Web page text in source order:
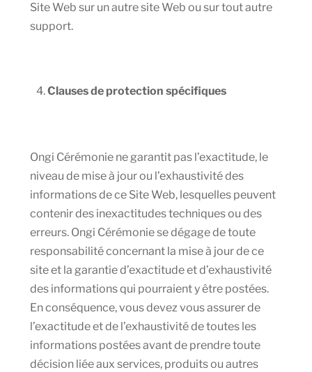
Site Web sur un autre site Web ou sur tout autre
support.
Clauses de protection spécifiques
Ongi Cérémonie ne garantit pas l’exactitude, le
niveau de mise à jour ou l’exhaustivité des
informations de ce Site Web, lesquelles peuvent
contenir des inexactitudes techniques ou des
erreurs. Ongi Cérémonie se dégage de toute
responsabilité concernant la mise à jour de ce
site et la garantie d’exactitude et d’exhaustivité
des informations qui pourraient y être postées.
En conséquence, vous devez vous assurer de
l’exactitude et de l’exhaustivité de toutes les
informations postées avant de prendre toute
décision liée aux services, produits ou autres